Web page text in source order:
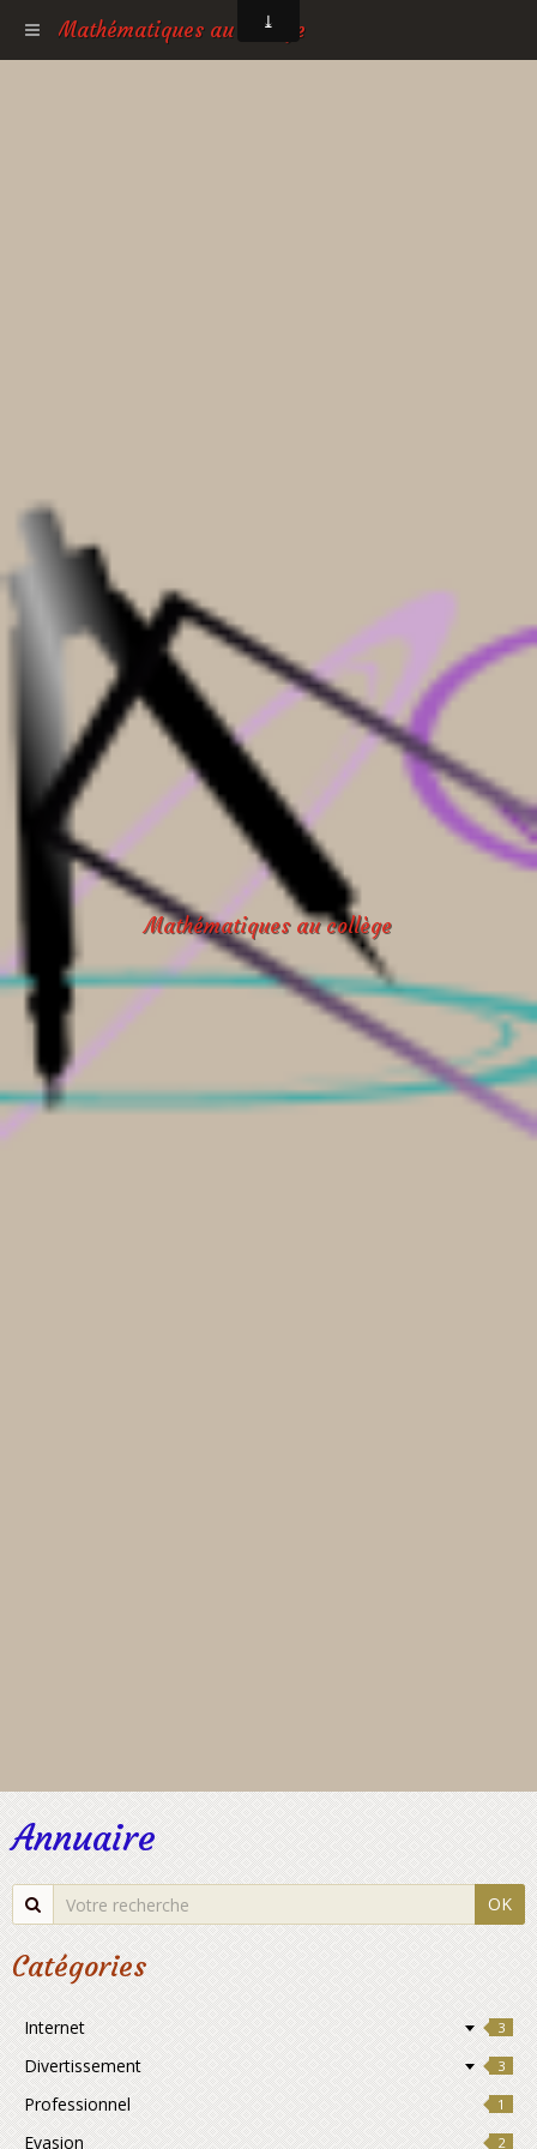
Mathématiques au collège
Mathématiques au collège
Annuaire
OK
Catégories
Internet 3
Divertissement 3
Professionnel 1
Evasion 2